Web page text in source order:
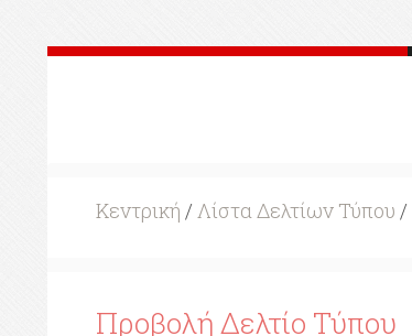
Κεντρική / Λίστα Δελτίων Τύπου /
Προβολή Δελτίο Τύπου